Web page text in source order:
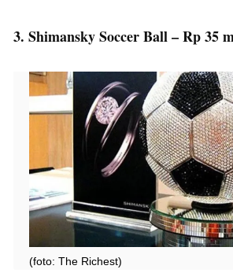
3. Shimansky Soccer Ball – Rp 35
(foto: The Richest)